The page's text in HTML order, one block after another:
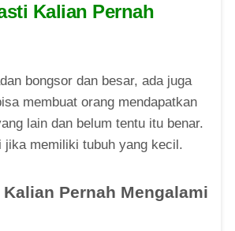
Kalian Pernah
bongsor dan besar, ada juga
membuat orang mendapatkan
lain dan belum tentu itu benar.
jika memiliki tubuh yang kecil.
Pernah Mengalami